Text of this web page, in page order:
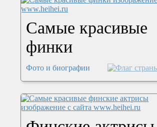
Самые красивые
финки
Фото и биографии